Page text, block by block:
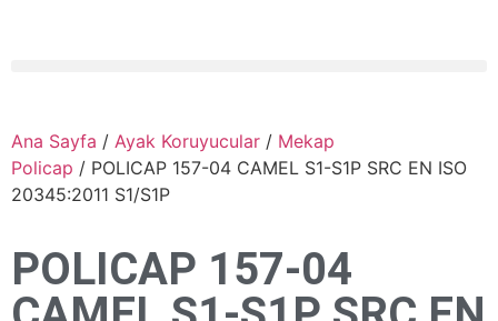
Ana Sayfa / Ayak Koruyucular / Mekap
Policap / POLICAP 157-04 CAMEL S1-S1P SRC EN ISO
20345:2011 S1/S1P
POLICAP 157-04